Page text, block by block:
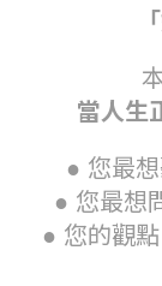
當人生
● 您最
● 您最想
● 您的觀